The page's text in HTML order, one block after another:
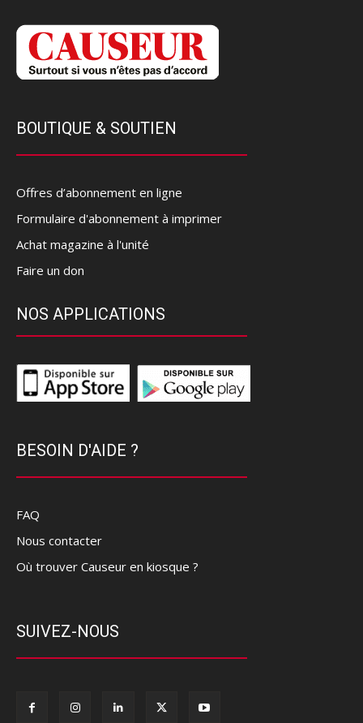
BOUTIQUE & SOUTIEN
Offres d’abonnement en ligne
Formulaire d'abonnement à imprimer
Achat magazine à l'unité
Faire un don
NOS APPLICATIONS
BESOIN D'AIDE ?
FAQ
Nous contacter
Où trouver Causeur en kiosque ?
SUIVEZ-NOUS